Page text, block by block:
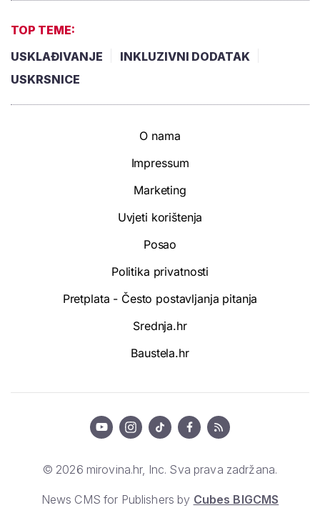
TOP TEME:
USKLAĐIVANJE
INKLUZIVNI DODATAK
USKRSNICE
O nama
Impressum
Marketing
Uvjeti korištenja
Posao
Politika privatnosti
Pretplata - Često postavljanja pitanja
Srednja.hr
Baustela.hr
© 2026 mirovina.hr, Inc. Sva prava zadržana.
News CMS for Publishers by Cubes BIGCMS